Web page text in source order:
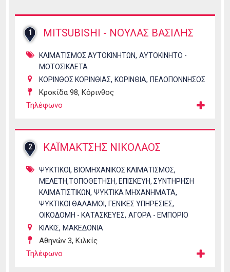
1 MITSUBISHI - ΝΟΥΛΑΣ ΒΑΣΙΛΗΣ
ΚΛΙΜΑΤΙΣΜΟΣ ΑΥΤΟΚΙΝΗΤΩΝ, ΑΥΤΟΚΙΝΗΤΟ -
ΜΟΤΟΣΙΚΛΕΤΑ
ΚΟΡΙΝΘΟΣ ΚΟΡΙΝΘΙΑΣ, ΚΟΡΙΝΘΙΑ, ΠΕΛΟΠΟΝΝΗΣΟΣ
Κροκίδα 98, Κόρινθος
Τηλέφωνο
2 ΚΑΪΜΑΚΤΣΗΣ ΝΙΚΟΛΑΟΣ
ΨΥΚΤΙΚΟΙ , ΒΙΟΜΗΧΑΝΙΚΟΣ ΚΛΙΜΑΤΙΣΜΟΣ,
ΜΕΛΕΤΗ,ΤΟΠΟΘΕΤΗΣΗ, ΕΠΙΣΚΕΥΗ, ΣΥΝΤΗΡΗΣΗ
ΚΛΙΜΑΤΙΣΤΙΚΩΝ, ΨΥΚΤΙΚΑ ΜΗΧΑΝΗΜΑΤΑ,
ΨΥΚΤΙΚΟΙ ΘΑΛΑΜΟΙ , ΓΕΝΙΚΕΣ ΥΠΗΡΕΣΙΕΣ,
ΟΙΚΟΔΟΜΗ - ΚΑΤΑΣΚΕΥΕΣ, ΑΓΟΡΑ - ΕΜΠΟΡΙΟ
ΚΙΛΚΙΣ, ΜΑΚΕΔΟΝΙΑ
Αθηνών 3, Κιλκίς
Τηλέφωνο